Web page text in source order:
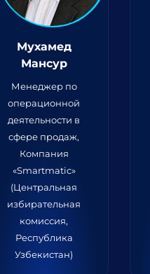
Мухамед
Мансур
Менеджер по
операционной
деятельности в
сфере продаж,
Компания
«Smartmatic»
(Центральная
избирательная
комиссия,
Республика
Узбекистан)